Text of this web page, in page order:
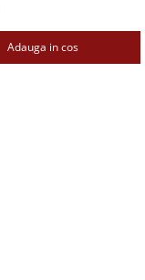
Adauga in cos